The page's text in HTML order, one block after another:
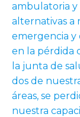
ambulatoria
alternativas a
emergencia y
en la pérdida
la junta de
dos de
áreas, se
nuestra